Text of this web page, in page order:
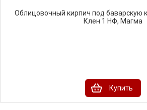
Облицовочный кирпич под баварскую
Клен 1 НФ, Магма
Купить